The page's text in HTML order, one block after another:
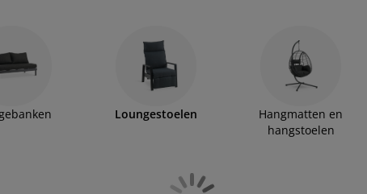
Loungestoelen
Hangmatten en
hangstoelen